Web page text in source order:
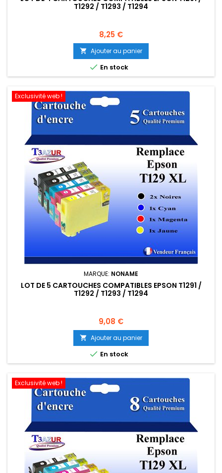
T1292 / T1293 / T1294
Prix
8,25 €
 Ajouter au panier
 En stock
Exclusivité web !
MARQUE: NONAME
LOT DE 5 CARTOUCHES COMPATIBLES EPSON T1291 /
T1292 / T1293 / T1294
Prix
9,08 €
 Ajouter au panier
 En stock
Exclusivité web !